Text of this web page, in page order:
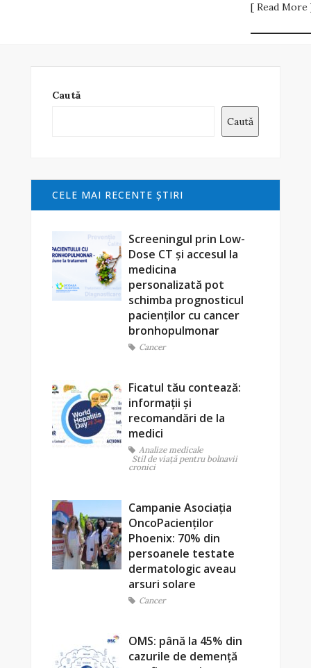
[ Read More
Caută
Caută
CELE MAI RECENTE ŞTIRI
Screeningul prin Low-
Dose CT și accesul la
medicina
personalizată pot
schimba prognosticul
pacienților cu cancer
bronhopulmonar
Cancer
Ficatul tău contează:
informații și
recomandări de la
medici
Analize medicale
Stil de viaţă pentru bolnavii
cronici
Campanie Asociația
OncoPacienților
Phoenix: 70% din
persoanele testate
dermatologic aveau
arsuri solare
Cancer
OMS: până la 45% din
cazurile de demență